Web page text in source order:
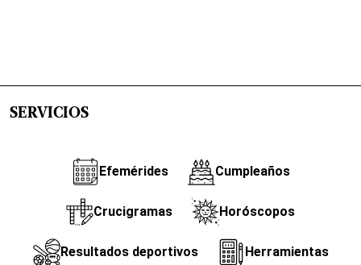
SERVICIOS
Efemérides Cumpleaños
Crucigramas Horóscopos
Resultados deportivos Herramientas